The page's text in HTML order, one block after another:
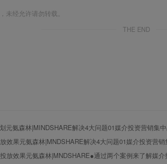
未经允许请勿转载。
THE END
元氨森林|MINDSHARE解决4大问题01媒介投资营销集
效果元氨森林|MNDSHARE解决4大问题01媒介投资营
放效果元氨森林|MNDSHARE●通过两个案例来了解媒